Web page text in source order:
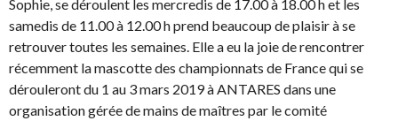
Sophie, se déroulent les mercredis de 17.00 à 18.00 h et les
samedis de 11.00 à 12.00 h prend beaucoup de plaisir à se
retrouver toutes les semaines. Elle a eu la joie de rencontrer
récemment la mascotte des championnats de France qui se
dérouleront du 1 au 3 mars 2019 à ANTARES dans une
organisation gérée de mains de maîtres par le comité